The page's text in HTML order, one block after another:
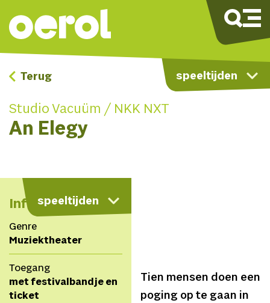
speeltijden
Terug
Studio Vacuüm / NKK NXT
An Elegy
speeltijden
kaart
Info
Genre
Muziektheater
Toegang
met festivalbandje en
ticket
Tien mensen doen een
poging op te gaan in